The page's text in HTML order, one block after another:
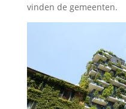
vinden de gemeenten.